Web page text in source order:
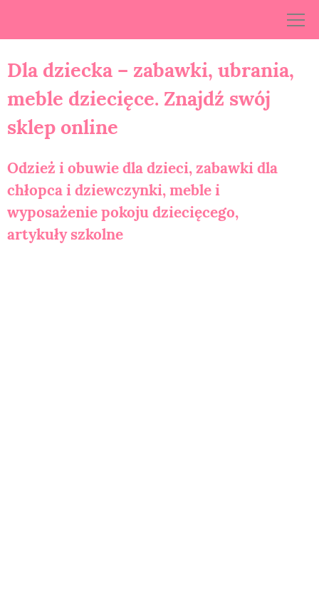
Dla dziecka – zabawki, ubrania,
meble dziecięce. Znajdź swój
sklep online
Odzież i obuwie dla dzieci, zabawki dla
chłopca i dziewczynki, meble i
wyposażenie pokoju dziecięcego,
artykuły szkolne